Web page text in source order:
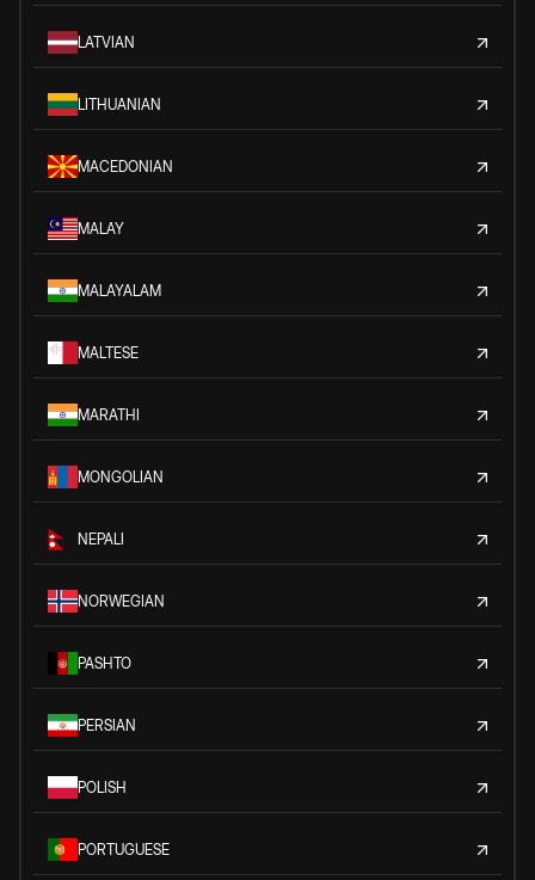
LATVIAN
LITHUANIAN
MACEDONIAN
MALAY
MALAYALAM
MALTESE
MARATHI
MONGOLIAN
NEPALI
NORWEGIAN
PASHTO
PERSIAN
POLISH
PORTUGUESE